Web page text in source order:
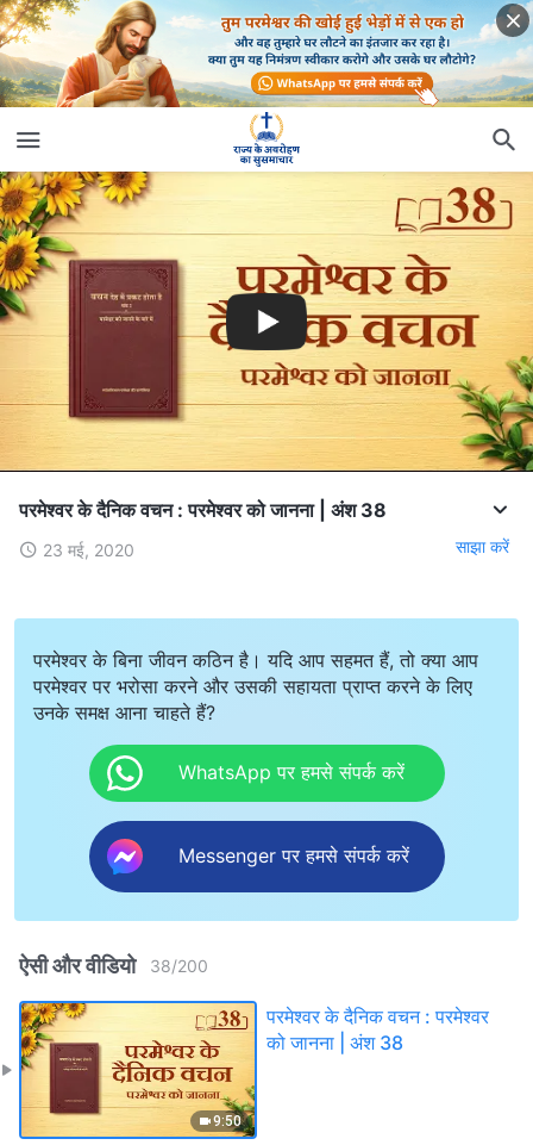
परमेश्वर के दैनिक वचन : परमेश्वर को जानना | अंश 38
23 मई, 2020 साझा करें
परमेश्वर के बिना जीवन कठिन है। यदि आप सहमत हैं, तो क्या आप
परमेश्वर पर भरोसा करने और उसकी सहायता प्राप्त करने के लिए
उनके समक्ष आना चाहते हैं?
WhatsApp पर हमसे संपर्क करें
Messenger पर हमसे संपर्क करें
ऐसी और वीडियो 38/200
9:50
परमेश्वर के दैनिक वचन : परमेश्वर
को जानना | अंश 38